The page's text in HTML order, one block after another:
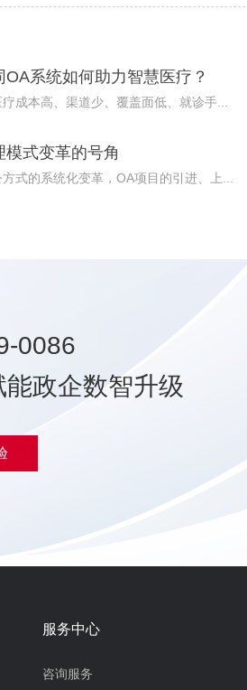
系统如何助力智慧医疗？
成本高、渠道少、覆盖面低、就诊手...
式变革的号角
式的系统化变革，OA项目的引进、上...
0086
政企数智升级
服务中心
咨询服务